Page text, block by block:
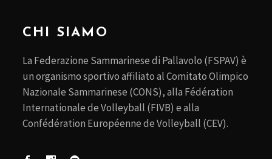
CHI SIAMO
La Federazione Sammarinese di Pallavolo (FSPAV) è
un organismo sportivo affiliato al Comitato Olimpico
Nazionale Sammarinese (CONS), alla Fédération
Internationale de Volleyball (FIVB) e alla
Confédération Européenne de Volleyball (CEV).